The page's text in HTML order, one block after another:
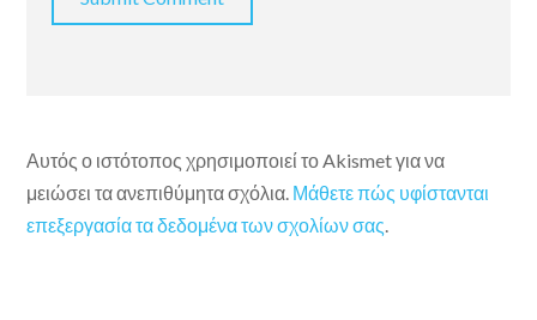
Αυτός ο ιστότοπος χρησιμοποιεί το Akismet για να
μειώσει τα ανεπιθύμητα σχόλια. Μάθετε πώς υφίστανται
επεξεργασία τα δεδομένα των σχολίων σας.